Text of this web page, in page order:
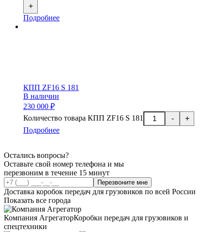
+
Подробнее
КПП ZF16 S 181
В наличии
230 000 ₽
-
Количество товара КПП ZF16 S 181
+
Подробнее
Остались вопросы?
Оставьте свой номер телефона и мы
перезвоним в течение 15 минут
Перезвоните мне
Доставка коробок передач для грузовиков по всей России
Показать все города
Компания АгрегаторКоробки передач для грузовиков и
спецтехники